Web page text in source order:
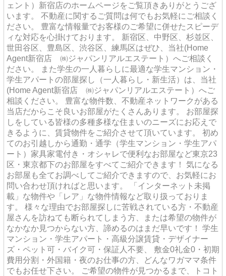
ェント）新宿店のホームページをご覧頂きありがとうござ
います。 不動産に関するご質問は何でもお気軽にご相談く
ださい。 豊富な情報量でお客様のご希望に併せたスピーデ
ィな対応を心掛けております。 新宿区、中野区、杉並区、
世田谷区、豊島区、渋谷区、練馬区はぜひ、当社(Home
Agent新宿店 ㈱ジャパンリアルエステート）へご相談く
ださい。 また学生の一人暮らしに最適な学生マンション・
学生アパートの部屋探し（一人暮らし・新生活）は、当社
(Home Agent新宿店 ㈱ジャパンリアルエステート）へご
相談ください。 豊富な物件数、不動産ネットワークがある
当店だからこそ良いお部屋がたくさんあります。 お部屋探
しをしている皆様の多種多様な住まいのニーズにお応えで
きるように、賃貸物件をご紹介させて頂いています。 初め
てのお引越しから通勤・通学（学生マンション・学生アパ
ート）家具家電付き・オシャレで便利なお部屋など東京23
区・東京都下のお部屋をすべてご紹介できます！ 気になる
お部屋も全てお調べしてご紹介できますので、お気軽にお
問い合わせ頂ければと思います。 「インターネット未掲
載」な物件や「レア」な物件情報など取り扱っておりま
す。 様々な理由でお部屋探しに苦戦されている方・不動産
屋さんを訪ねても断られてしまう方、または希望の物件が
なかなか見つからない方、諦めるのはまだ早いです！ 学生
マンション・学生アパート・高級分譲賃貸・デザイナー
ズ・ペット可・バイク可・保証人不要、 敷金0礼金0・初期
費用分割・外国籍・夜のお仕事の方、どんなワガママ条件
でもお任せ下さい。 ご希望の物件が見つかるまで、トコト